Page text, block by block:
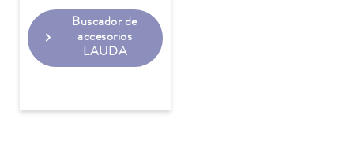
Buscador de
accesorios
LAUDA